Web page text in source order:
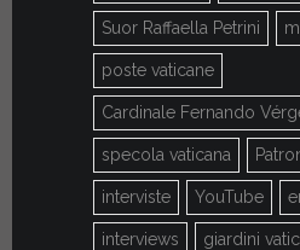
Suor Raffaella Petrini
poste vaticane
Cardinale Fernando
specola vaticana
interviste YouTube
interviews giardini